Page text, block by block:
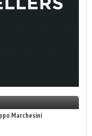
Marchesini